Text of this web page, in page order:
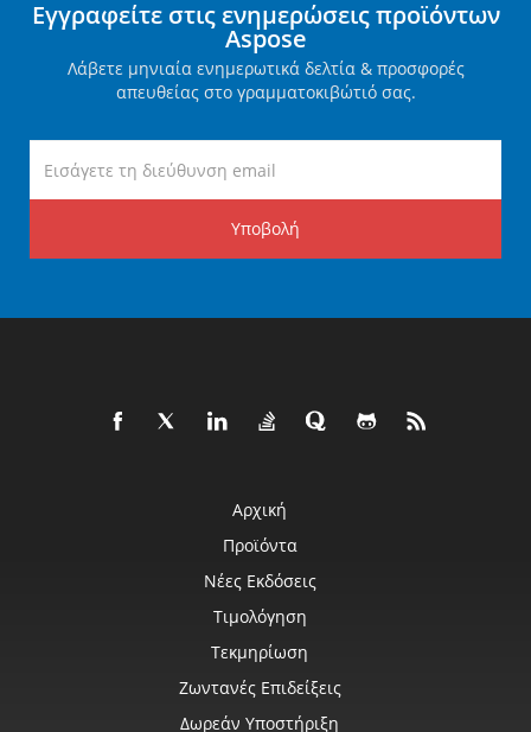
Εγγραφείτε στις ενημερώσεις προϊόντων
Aspose
Λάβετε μηνιαία ενημερωτικά δελτία & προσφορές
απευθείας στο γραμματοκιβώτιό σας.
Υποβολή
Αρχική
Προϊόντα
Νέες Εκδόσεις
Τιμολόγηση
Τεκμηρίωση
Ζωντανές Επιδείξεις
Δωρεάν Υποστήριξη